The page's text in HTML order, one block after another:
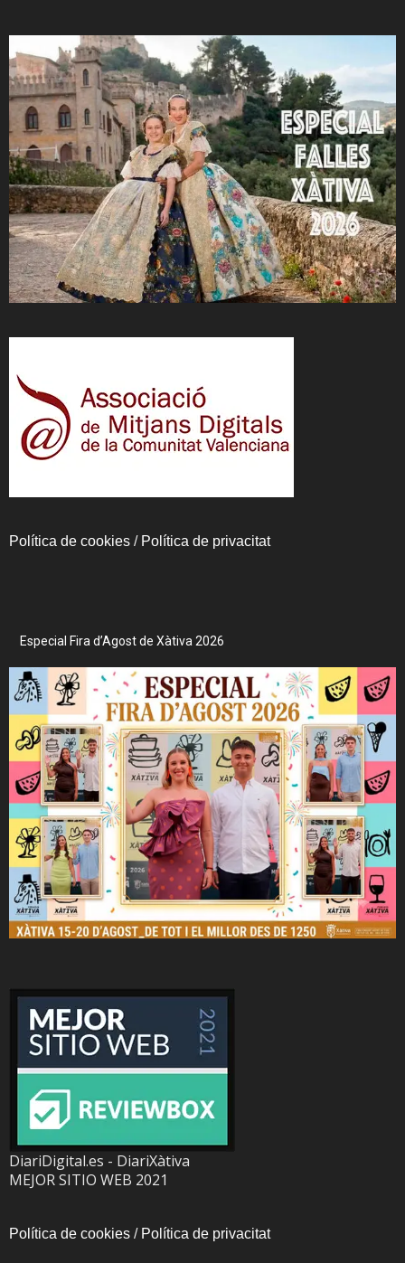
Política de cookies / Política de privacitat
Especial Fira d’Agost de Xàtiva 2026
DiariDigital.es - DiariXàtiva
MEJOR SITIO WEB 2021
Política de cookies / Política de privacitat